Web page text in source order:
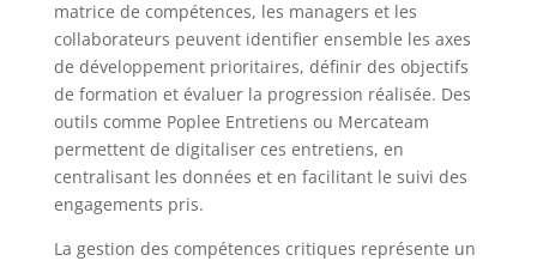
matrice de compétences, les managers et les
collaborateurs peuvent identifier ensemble les axes
de développement prioritaires, définir des objectifs
de formation et évaluer la progression réalisée. Des
outils comme Poplee Entretiens ou Mercateam
permettent de digitaliser ces entretiens, en
centralisant les données et en facilitant le suivi des
engagements pris.
La gestion des compétences critiques représente un